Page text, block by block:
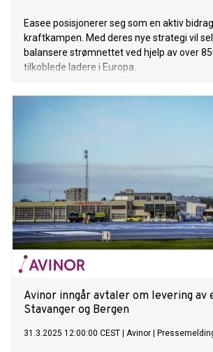
Easee posisjonerer seg som en aktiv
kraftkampen. Med deres nye strategi vil
balansere strømnettet ved hjelp av over
tilkoblede ladere i Europa.
Avinor inngår avtaler om levering
Stavanger og Bergen
31.3.2025 12:00:00 CEST Avinor